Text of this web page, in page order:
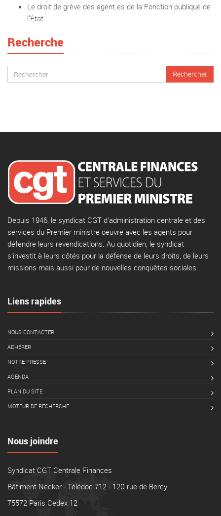
Le droit de grève des agent.es de la Fonction publique de
l’État
Recherche
Depuis 1946, le syndicat CGT d'administration centrale et des
services du Premier ministre oeuvre avec les agents pour
défendre leurs revendications. Au quotidien, le syndicat
s'investit à leurs côtés pour la défense de leurs droits, de leurs
missions mais aussi pour de nouvelles conquêtes sociales.
Liens rapides
NOUS CONTACTER
ADHÉRER
NOTRE PRESSE
AGENDA
PLAN DU SITE
MOTEUR DE RECHERCHE
Nous joindre
Syndicat CGT Centrale Finances
Bâtiment Necker - Télédoc 712 - 120 rue de Bercy
75572 Paris Cedex 12